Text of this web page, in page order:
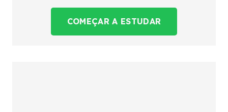
COMEÇAR A ESTUDAR